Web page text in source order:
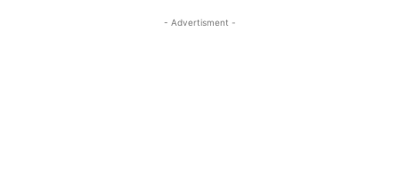
- Advertisment -